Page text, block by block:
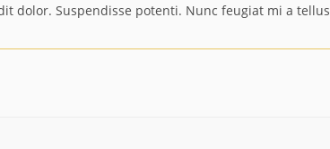
dolor. Suspendisse potenti. Nunc feugiat mi a